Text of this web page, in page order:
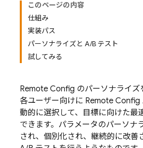
このページの内容
仕組み
実装パス
パーソナライズと A/B テスト
試してみる
Remote Config のパーソナライズ
各ユーザー向けに Remote Config
動的に選択して、目標に向けた最
できます。パラメータのパーソナ
され、個別化され、継続的に改善